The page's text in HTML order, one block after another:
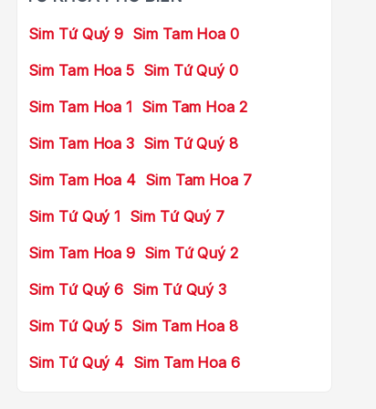
Sim Tứ Quý 9 Sim Tam Hoa 0
Sim Tam Hoa 5 Sim Tứ Quý 0
Sim Tam Hoa 1 Sim Tam Hoa 2
Sim Tam Hoa 3 Sim Tứ Quý 8
Sim Tam Hoa 4 Sim Tam Hoa 7
Sim Tứ Quý 1 Sim Tứ Quý 7
Sim Tam Hoa 9 Sim Tứ Quý 2
Sim Tứ Quý 6 Sim Tứ Quý 3
Sim Tứ Quý 5 Sim Tam Hoa 8
Sim Tứ Quý 4 Sim Tam Hoa 6